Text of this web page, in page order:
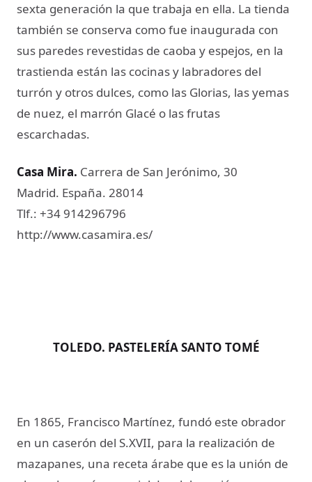
sexta generación la que trabaja en ella. La tienda
también se conserva como fue inaugurada con
sus paredes revestidas de caoba y espejos, en la
trastienda están las cocinas y labradores del
turrón y otros dulces, como las Glorias, las yemas
de nuez, el marrón Glacé o las frutas
escarchadas.
Casa Mira. Carrera de San Jerónimo, 30
Madrid. España. 28014
Tlf.: +34 914296796
http://www.casamira.es/
TOLEDO. PASTELERÍA SANTO TOMÉ
En 1865, Francisco Martínez, fundó este obrador
en un caserón del S.XVII, para la realización de
mazapanes, una receta árabe que es la unión de